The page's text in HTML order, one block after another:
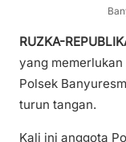
RUZKA-
yang
Polsek
turun tangan.
Kali ini anggota